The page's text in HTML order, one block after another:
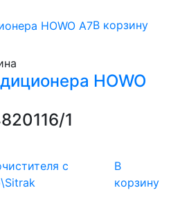
В корзину
HOWO
1
В
корзину